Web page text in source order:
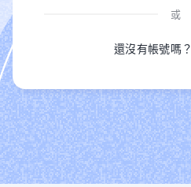
或
還沒有帳號嗎？